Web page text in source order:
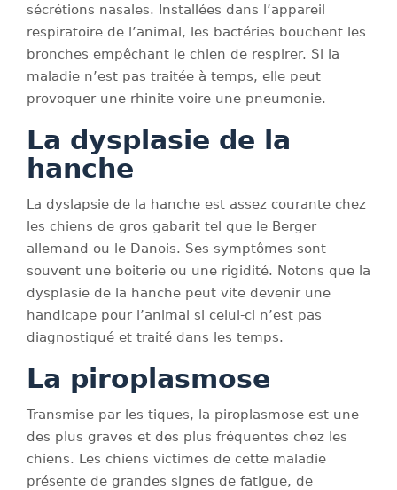
sécrétions nasales. Installées dans l’appareil
respiratoire de l’animal, les bactéries bouchent les
bronches empêchant le chien de respirer. Si la
maladie n’est pas traitée à temps, elle peut
provoquer une rhinite voire une pneumonie.
La dysplasie de la
hanche
La dyslapsie de la hanche est assez courante chez
les chiens de gros gabarit tel que le Berger
allemand ou le Danois. Ses symptômes sont
souvent une boiterie ou une rigidité. Notons que la
dysplasie de la hanche peut vite devenir une
handicape pour l’animal si celui-ci n’est pas
diagnostiqué et traité dans les temps.
La piroplasmose
Transmise par les tiques, la piroplasmose est une
des plus graves et des plus fréquentes chez les
chiens. Les chiens victimes de cette maladie
présente de grandes signes de fatigue, de